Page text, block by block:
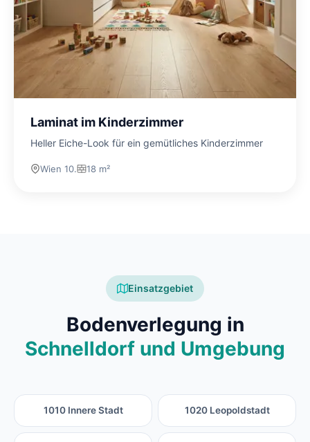
Laminat im Kinderzimmer
Heller Eiche-Look für ein gemütliches Kinderzimmer
Wien 10. 18 m²
Einsatzgebiet
Bodenverlegung in
Schnelldorf und Umgebung
1010 Innere Stadt 1020 Leopoldstadt